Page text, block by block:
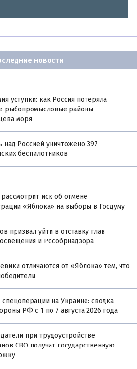
новости
уступки: как Россия потеряла
рыбопромысловые районы
моря
над Россией уничтожено 397
беспилотников
иск об отмене
«Яблока» на выборы в Госдуму
призвал уйти в отставку глав
и Рособрнадзора
отличаются от «Яблока» тем, что
спецоперации на Украине: сводка
РФ с 1 по 7 августа 2026 года
при трудоустройстве
СВО получат государственную